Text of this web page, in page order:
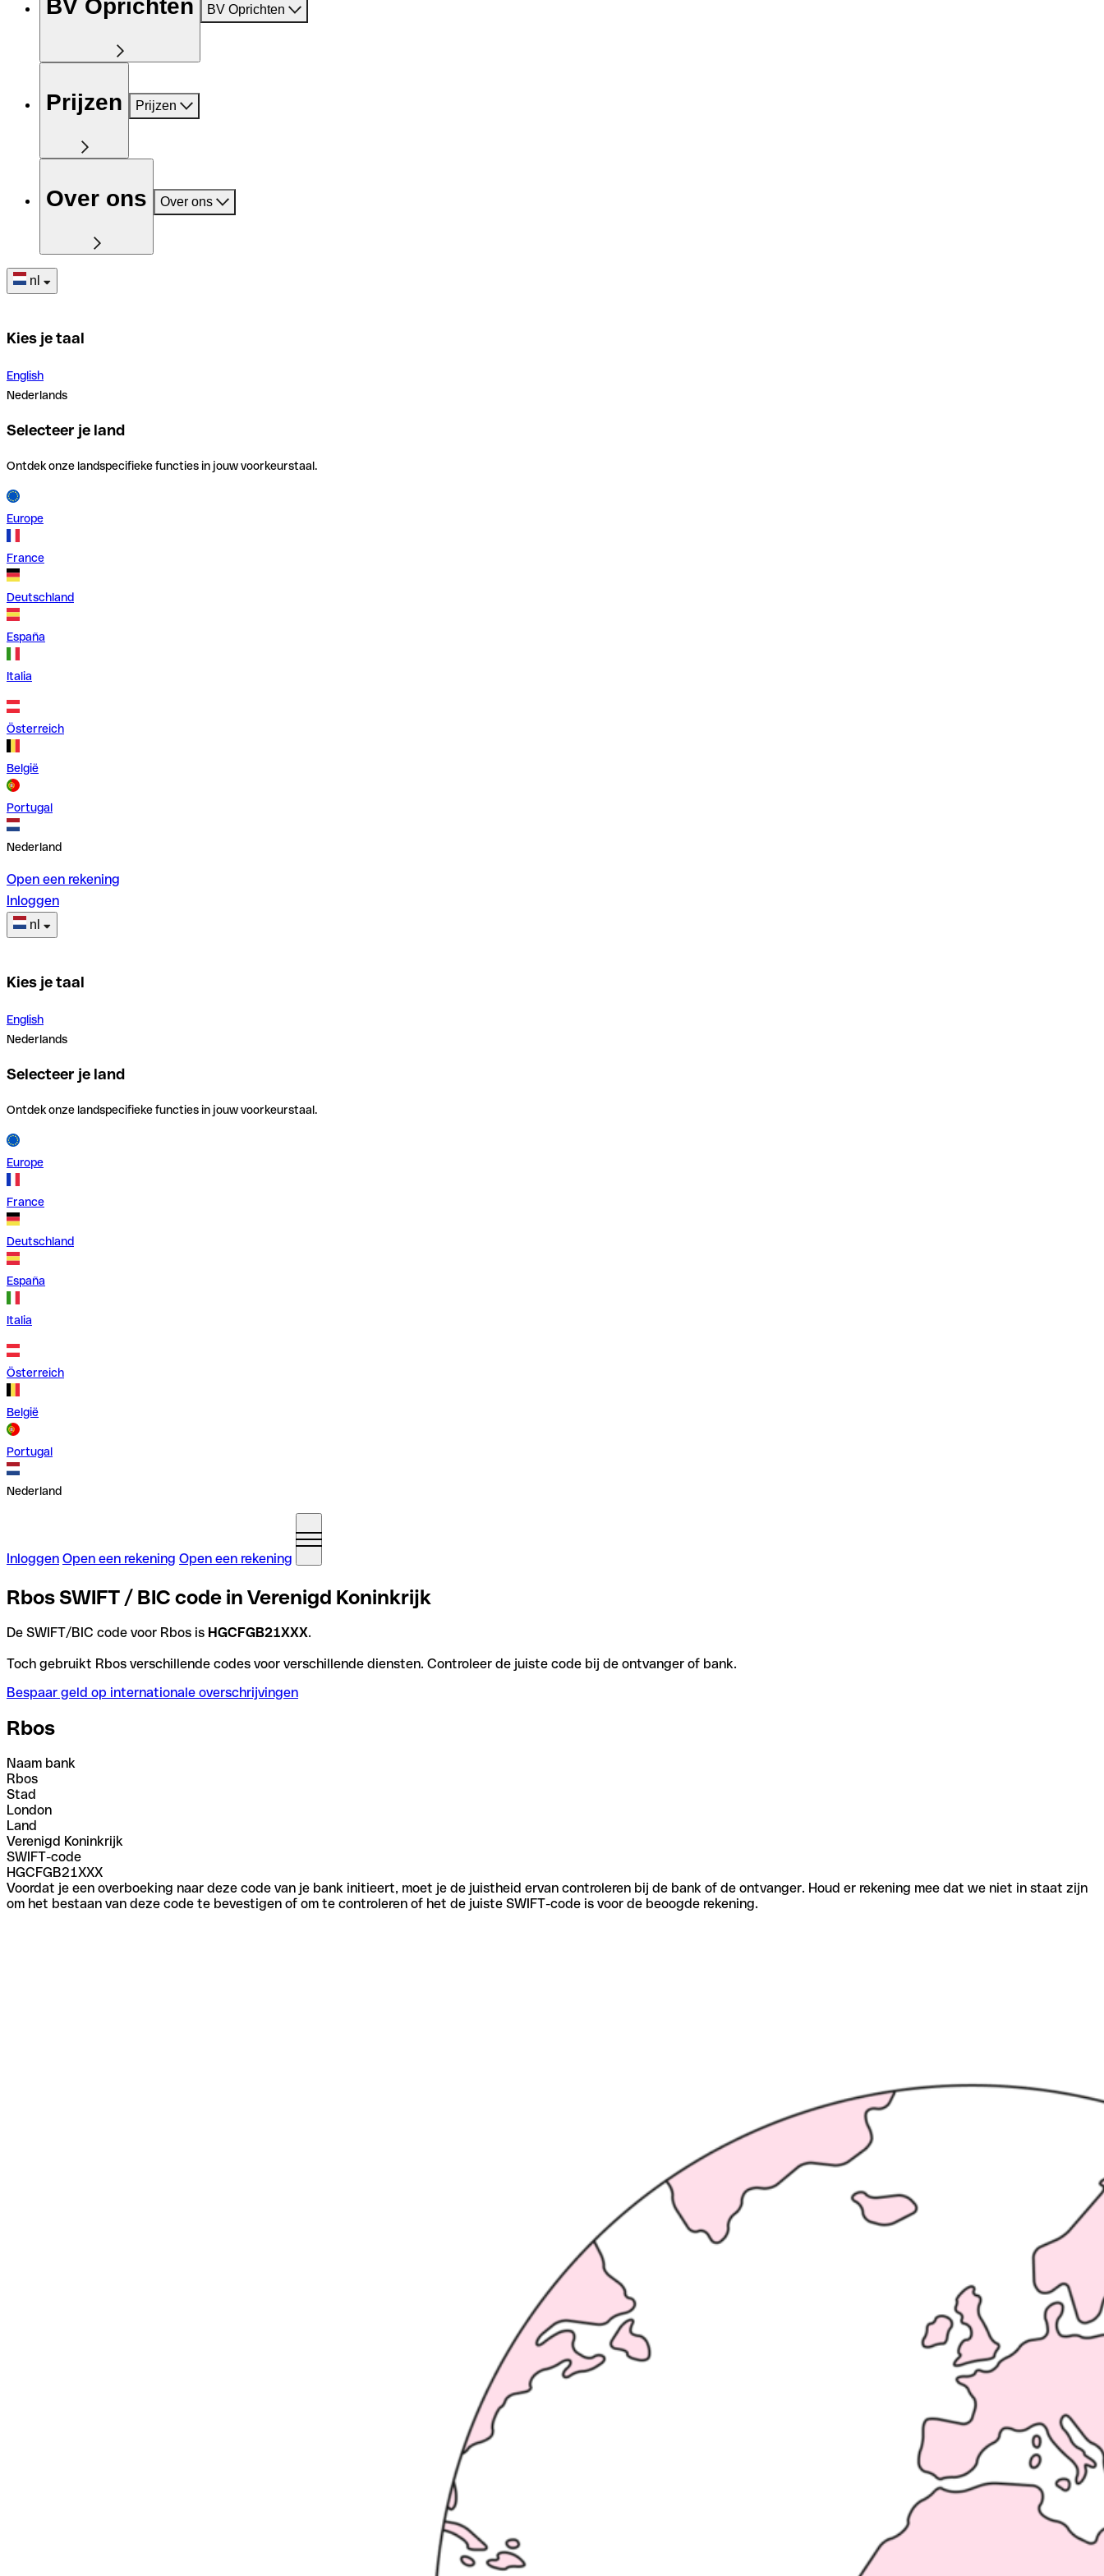
BV Oprichten BV Oprichten
Prijzen Prijzen
Over ons Over ons
nl
Kies je taal
English
Nederlands
Selecteer je land
Ontdek onze landspecifieke functies in jouw voorkeurstaal.
Europe
France
Deutschland
España
Italia
Österreich
België
Portugal
Nederland
Open een rekening
Inloggen
nl
Kies je taal
English
Nederlands
Selecteer je land
Ontdek onze landspecifieke functies in jouw voorkeurstaal.
Europe
France
Deutschland
España
Italia
Österreich
België
Portugal
Nederland
Inloggen Open een rekening Open een rekening
Rbos SWIFT / BIC code in Verenigd Koninkrijk
De SWIFT/BIC code voor Rbos is HGCFGB21XXX.
Toch gebruikt Rbos verschillende codes voor verschillende diensten. Controleer de juiste code bij de ontvanger of bank.
Bespaar geld op internationale overschrijvingen
Rbos
Naam bank
Rbos
Stad
London
Land
Verenigd Koninkrijk
SWIFT-code
HGCFGB21XXX
Voordat je een overboeking naar deze code van je bank initieert, moet je de juistheid ervan controleren bij de bank of de ontvanger. Houd er rekening mee dat we niet in staat zijn
om het bestaan van deze code te bevestigen of om te controleren of het de juiste SWIFT-code is voor de beoogde rekening.